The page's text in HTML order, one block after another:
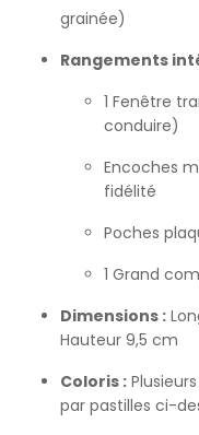
grainée)
Rangements
1 Fenêtre
conduire)
Encoches
fidélité
Poches
1 Grand
Dimensions :
Hauteur 9,5 cm
Coloris :
par pastilles ci-